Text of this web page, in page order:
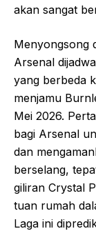
akan sangat
Menyongsong
Arsenal
yang berbeda
menjamu
Mei 2026.
bagi Arsenal
dan
berselang,
giliran Crystal
tuan rumah
Laga ini